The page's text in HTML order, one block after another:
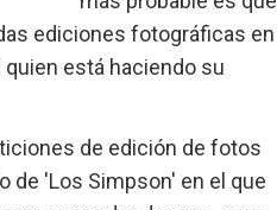
ediciones fotográficas en
está haciendo su
de edición de fotos
de 'Los Simpson' en el que